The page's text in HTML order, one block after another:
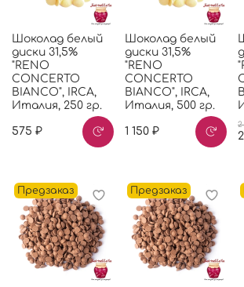
Шоколад белый
диски 31,5%
"RENO
CONCERTO
BIANCO", IRCA,
Италия, 250 гр.
575 ₽
Шоколад белый
диски 31,5%
"RENO
CONCERTO
BIANCO", IRCA,
Италия, 500 гр.
1 150 ₽
2
Предзаказ Предзаказ